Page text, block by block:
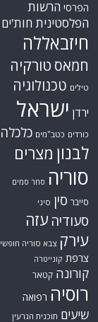
הפרסי הרשות
הפלסטינית חות'ים
חיזבאללה
חמאס טורקיה
טילים טכנולוגיה
ירדן ישראל
כורדים כטב"מים כלכלה
לבנון מצרים
סוריה סחר סמים
סייבר סין סיני
סעודיה עזה
עירק צבא סוריה חופשי
צרפת קונייטרה
קורונה קטאר
רוסיה רפואה
שיעים תוכנית הגרעין